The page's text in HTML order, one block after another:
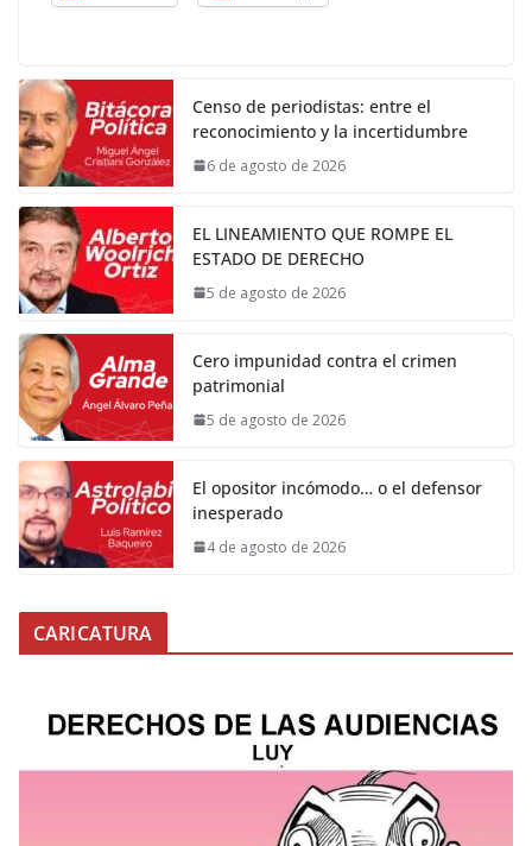
Censo de periodistas: entre el
reconocimiento y la incertidumbre
6 de agosto de 2026
EL LINEAMIENTO QUE ROMPE EL
ESTADO DE DERECHO
5 de agosto de 2026
Cero impunidad contra el crimen
patrimonial
5 de agosto de 2026
El opositor incómodo… o el defensor
inesperado
4 de agosto de 2026
CARICATURA